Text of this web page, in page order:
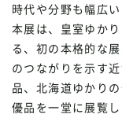
時代や分野も幅広い
本展は、皇室ゆか
る、初の本格的な
のつながりを示す
品、北海道ゆかり
優品を一堂に展覧し